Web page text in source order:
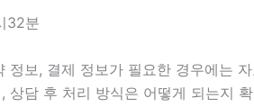
32분
정보, 결제 정보가 필요한 경우에
담 후 처리 방식은 어떻게 되는지